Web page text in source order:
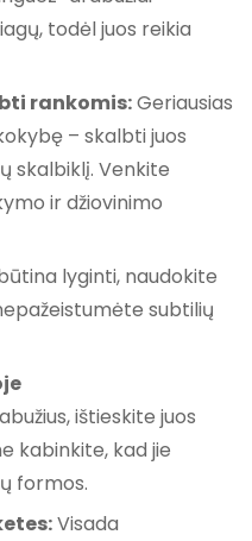
todėl juos reikia
rankomis:Geriausias
– skalbti juos
skalbiklį. Venkite
ir džiovinimo
lyginti, naudokite
subtilių
ištieskite juos
kabinkite, kad jie
formos.
Visada